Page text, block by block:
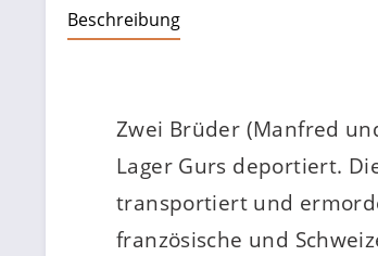
Beschreibung
Zwei Brüder (Manfred
Lager Gurs deportiert.
transportiert und
französische und